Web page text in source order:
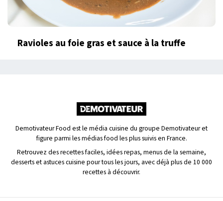
Ravioles au foie gras et sauce à la truffe
Demotivateur Food est le média cuisine du groupe Demotivateur et
figure parmi les médias food les plus suivis en France.
Retrouvez des recettes faciles, idées repas, menus de la semaine,
desserts et astuces cuisine pour tous les jours, avec déjà plus de 10 000
recettes à découvrir.